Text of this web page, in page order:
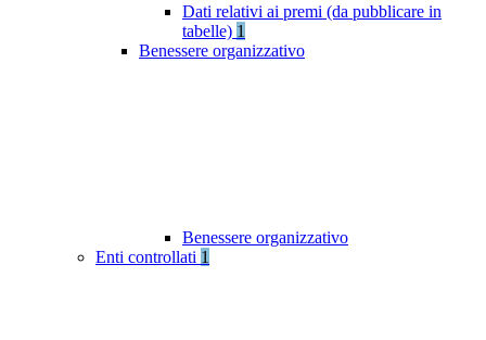
Dati relativi ai premi (da pubblicare in
tabelle) 1
Benessere organizzativo
Benessere organizzativo
Enti controllati 1